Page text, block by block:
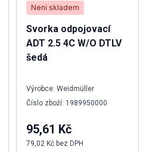
Není skladem
Svorka odpojovací
ADT 2.5 4C W/O DTLV
šedá
Výrobce: Weidmüller
Číslo zboží: 1989950000
95,61 Kč
79,02 Kč bez DPH